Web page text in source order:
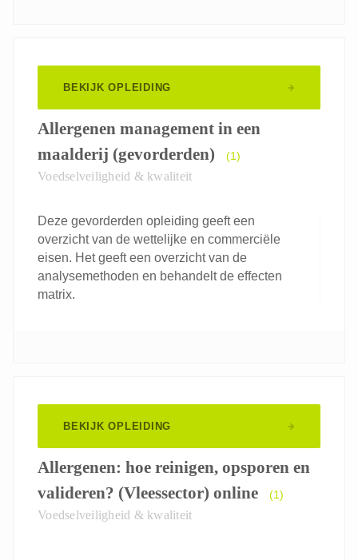
BEKIJK OPLEIDING
Allergenen management in een
maalderij (gevorderden)
(1)
Voedselveiligheid & kwaliteit
Deze gevorderden opleiding geeft een
overzicht van de wettelijke en commerciële
eisen. Het geeft een overzicht van de
analysemethoden en behandelt de effecten
matrix.
BEKIJK OPLEIDING
Allergenen: hoe reinigen, opsporen en
valideren? (Vleessector) online
(1)
Voedselveiligheid & kwaliteit